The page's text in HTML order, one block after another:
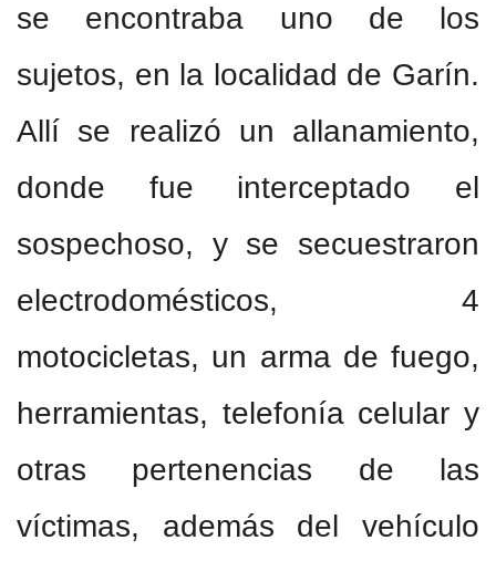
se encontraba uno de los
sujetos, en la localidad de Garín.
Allí se realizó un allanamiento,
donde fue interceptado el
sospechoso, y se secuestraron
electrodomésticos, 4
motocicletas, un arma de fuego,
herramientas, telefonía celular y
otras pertenencias de las
víctimas, además del vehículo